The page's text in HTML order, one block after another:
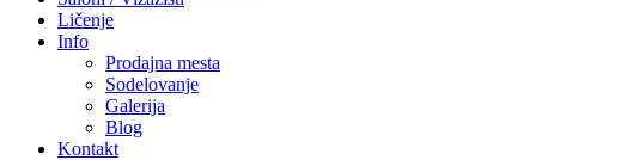
Ličenje
Info
Prodajna mesta
Sodelovanje
Galerija
Blog
Kontakt